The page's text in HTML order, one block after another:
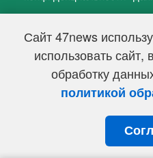
Сайт 47news
использовать сайт,
обработку
политикой
47 новостей (47 news)2005 —
Свидетельство о
Федеральной службой по
информационных технологий и